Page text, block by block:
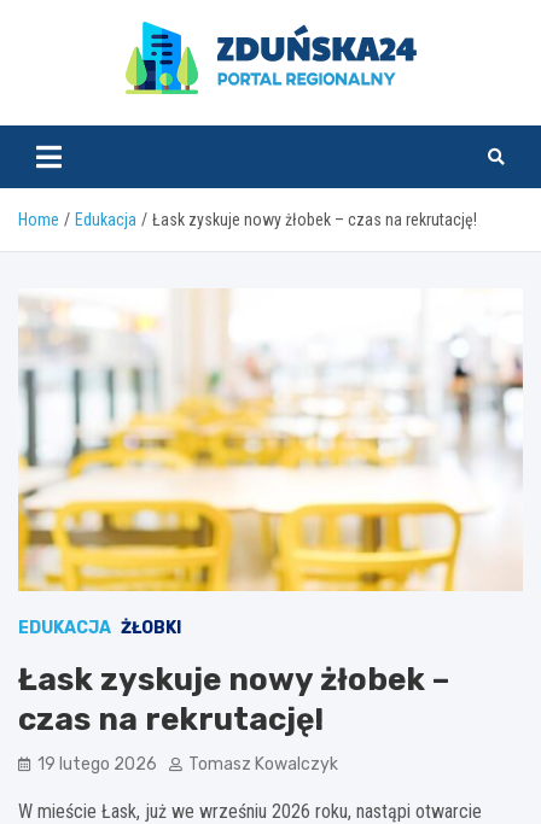
zdunska24.pl
Home Edukacja Łask zyskuje nowy żłobek – czas na rekrutację!
EDUKACJA ŻŁOBKI
Łask zyskuje nowy żłobek –
czas na rekrutację!
19 lutego 2026 Tomasz Kowalczyk
W mieście Łask, już we wrześniu 2026 roku, nastąpi otwarcie